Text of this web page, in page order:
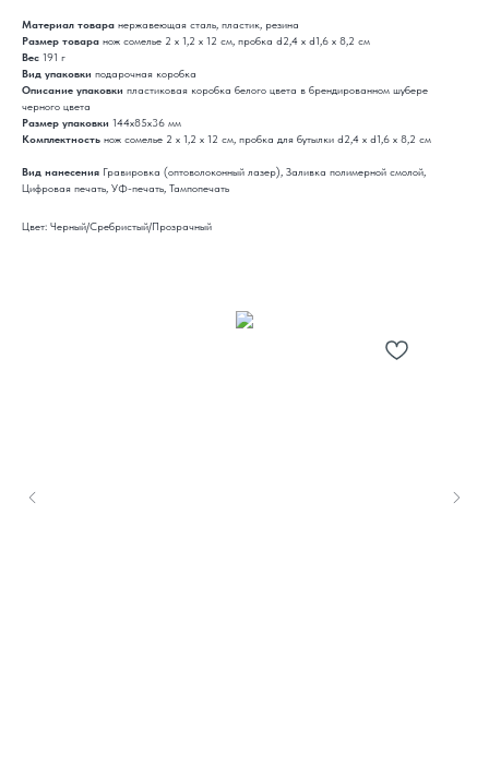
Материал товара нержавеющая сталь, пластик, резина
Размер товара нож сомелье 2 х 1,2 х 12 см, пробка d2,4 х d1,6 х 8,2 см
Вес 191 г
Вид упаковки подарочная коробка
Описание упаковки пластиковая коробка белого цвета в брендированном шубере
черного цвета
Размер упаковки 144x85x36 мм
Комплектность нож сомелье 2 х 1,2 х 12 см, пробка для бутылки d2,4 х d1,6 х 8,2 см
Вид нанесения Гравировка (оптоволоконный лазер), Заливка полимерной смолой,
Цифровая печать, УФ-печать, Тампопечать
Цвет: Черный/Сребристый/Прозрачный